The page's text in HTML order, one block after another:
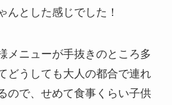
んとした感じでした！
メニューが手抜きのところ多
どうしても大人の都合で連れ
ので、せめて食事くらい子供